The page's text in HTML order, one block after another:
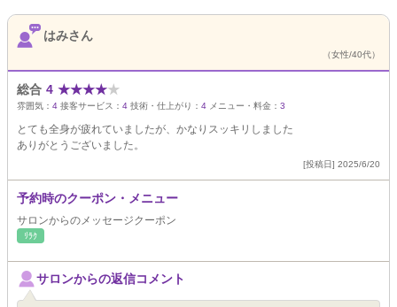
はみさん
（女性/40代）
総合 4 ★★★★★
雰囲気： 4 接客サービス： 4 技術・仕上がり： 4 メニュー・料金： 3
とても全身が疲れていましたが、かなりスッキリしました
ありがとうございました。
[投稿日] 2025/6/20
予約時のクーポン・メニュー
サロンからのメッセージクーポン
ﾘﾗｸ
サロンからの返信コメント